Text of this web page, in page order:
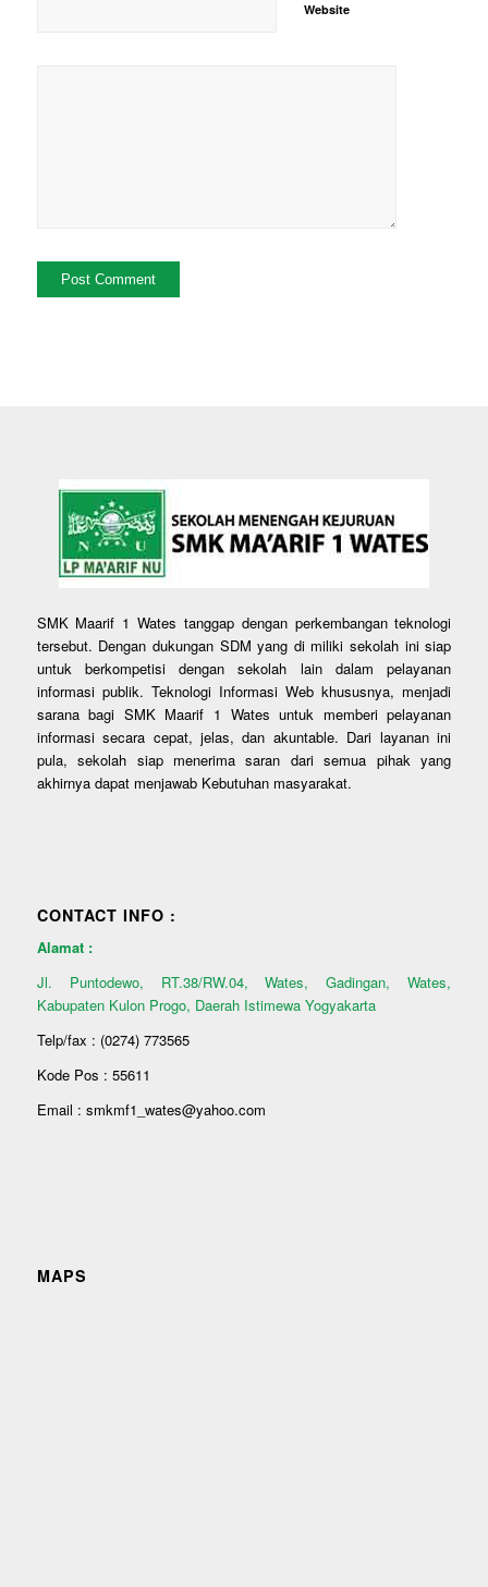
Website
SMK Maarif 1 Wates tanggap dengan perkembangan teknologi
tersebut. Dengan dukungan SDM yang di miliki sekolah ini siap
untuk berkompetisi dengan sekolah lain dalam pelayanan
informasi publik. Teknologi Informasi Web khususnya, menjadi
sarana bagi SMK Maarif 1 Wates untuk memberi pelayanan
informasi secara cepat, jelas, dan akuntable. Dari layanan ini
pula, sekolah siap menerima saran dari semua pihak yang
akhirnya dapat menjawab Kebutuhan masyarakat.
CONTACT INFO :
Alamat :
Jl. Puntodewo, RT.38/RW.04, Wates, Gadingan, Wates,
Kabupaten Kulon Progo, Daerah Istimewa Yogyakarta
Telp/fax : (0274) 773565
Kode Pos : 55611
Email : smkmf1_wates@yahoo.com
MAPS